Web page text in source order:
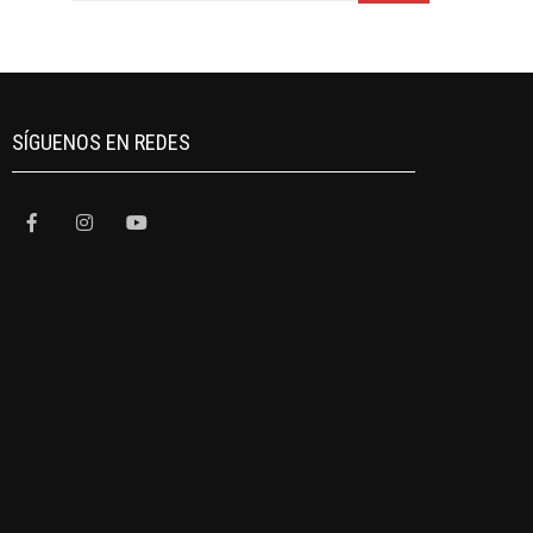
SÍGUENOS EN REDES